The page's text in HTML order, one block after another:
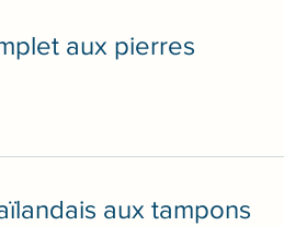
aux pierres
aux tampons